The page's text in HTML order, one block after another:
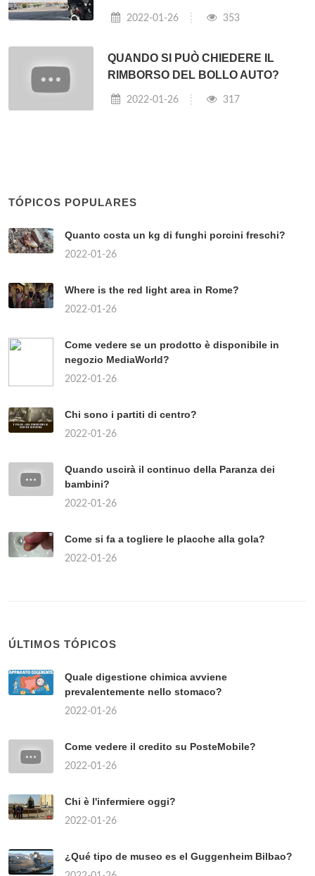
2022-01-26 353
QUANDO SI PUÒ CHIEDERE IL
RIMBORSO DEL BOLLO AUTO?
2022-01-26 317
TÓPICOS POPULARES
Quanto costa un kg di funghi porcini freschi?
2022-01-26
Where is the red light area in Rome?
2022-01-26
Come vedere se un prodotto è disponibile in
negozio MediaWorld?
2022-01-26
Chi sono i partiti di centro?
2022-01-26
Quando uscirà il continuo della Paranza dei
bambini?
2022-01-26
Come si fa a togliere le placche alla gola?
2022-01-26
ÚLTIMOS TÓPICOS
Quale digestione chimica avviene
prevalentemente nello stomaco?
2022-01-26
Come vedere il credito su PosteMobile?
2022-01-26
Chi è l'infermiere oggi?
2022-01-26
¿Qué tipo de museo es el Guggenheim Bilbao?